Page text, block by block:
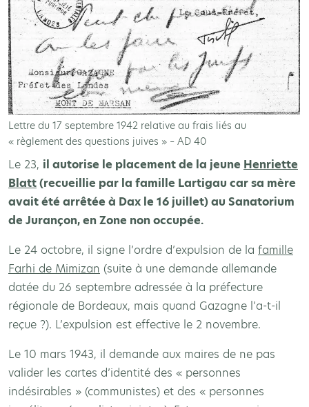
Lettre du 17 septembre 1942 relative au frais liés au
« règlement des questions juives » – AD 40
Le 23, il autorise le placement de la jeune Henriette
Blatt(recueillie par la famille Lartigau car sa mère
avait été arrêtée à Dax le 16 juillet) au Sanatorium
de Jurançon, en Zone non occupée.
Le 24 octobre, il signe l’ordre d’expulsion de la famille
Farhi de Mimizan (suite à une demande allemande
datée du 26 septembre adressée à la préfecture
régionale de Bordeaux, mais quand Gazagne l’a-t-il
reçue ?). L’expulsion est effective le 2 novembre.
Le 10 mars 1943, il demande aux maires de ne pas
valider les cartes d’identité des « personnes
indésirables » (communistes) et des « personnes